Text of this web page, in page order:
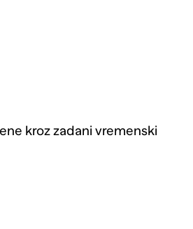
kroz zadani vremenski